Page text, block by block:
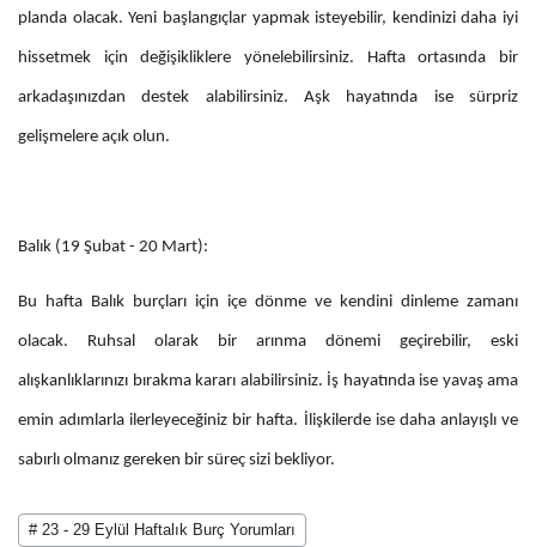
planda olacak. Yeni başlangıçlar yapmak isteyebilir, kendinizi daha iyi
hissetmek için değişikliklere yönelebilirsiniz. Hafta ortasında bir
arkadaşınızdan destek alabilirsiniz. Aşk hayatında ise sürpriz
gelişmelere açık olun.
Balık (19 Şubat - 20 Mart):
Bu hafta Balık burçları için içe dönme ve kendini dinleme zamanı
olacak. Ruhsal olarak bir arınma dönemi geçirebilir, eski
alışkanlıklarınızı bırakma kararı alabilirsiniz. İş hayatında ise yavaş ama
emin adımlarla ilerleyeceğiniz bir hafta. İlişkilerde ise daha anlayışlı ve
sabırlı olmanız gereken bir süreç sizi bekliyor.
# 23 - 29 Eylül Haftalık Burç Yorumları